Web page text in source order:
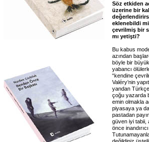
Söz etkiden
üzerine bir
eklenebildi
çevrilmiş bir
mı yetişti?
Bu kabus
azından
böyle bir
yabancı
“kendine
Valéry’nin
yandan
çoğu yazarda
emin olmakla
piyasaya ya
pastadan
güven iyi tabii,
önce